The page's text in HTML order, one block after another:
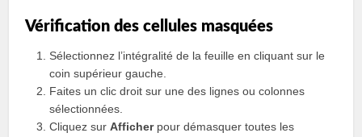
Vérification des cellules masquées
Sélectionnez l’intégralité de la feuille en cliquant sur le
coin supérieur gauche.
Faites un clic droit sur une des lignes ou colonnes
sélectionnées.
Cliquez surAfficherpour démasquer toutes les